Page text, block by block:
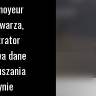
i temperatury w oponach
dane